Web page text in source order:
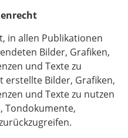
in allen Publikationen
Bilder, Grafiken,
und Texte zu
erstellte Bilder, Grafiken,
und Texte zu nutzen
Tondokumente,